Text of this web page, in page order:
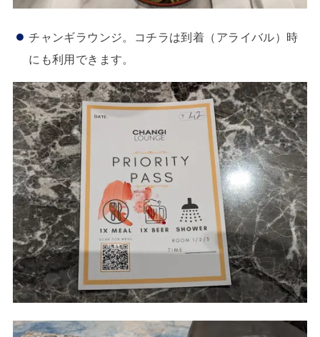
チャンギラウンジ。コチラは到着（アライバル）時
にも利用できます。